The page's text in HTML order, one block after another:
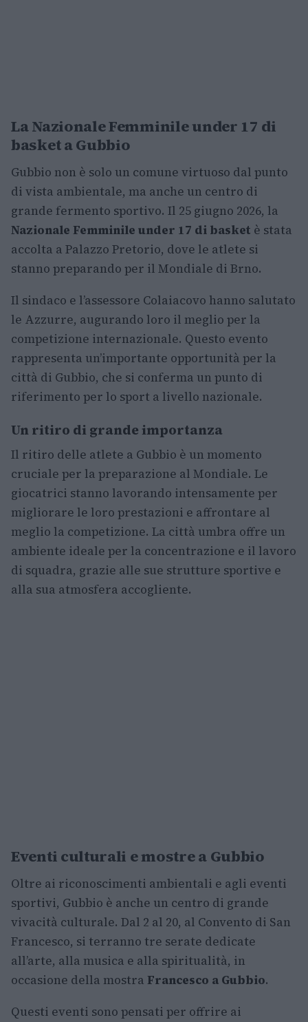
La Nazionale Femminile under 17 di
basket a Gubbio
Gubbio non è solo un comune virtuoso dal punto
di vista ambientale, ma anche un centro di
grande fermento sportivo. Il 25 giugno 2026, la
Nazionale Femminile under 17 di basket è stata
accolta a Palazzo Pretorio, dove le atlete si
stanno preparando per il Mondiale di Brno.
Il sindaco e l’assessore Colaiacovo hanno salutato
le Azzurre, augurando loro il meglio per la
competizione internazionale. Questo evento
rappresenta un’importante opportunità per la
città di Gubbio, che si conferma un punto di
riferimento per lo sport a livello nazionale.
Un ritiro di grande importanza
Il ritiro delle atlete a Gubbio è un momento
cruciale per la preparazione al Mondiale. Le
giocatrici stanno lavorando intensamente per
migliorare le loro prestazioni e affrontare al
meglio la competizione. La città umbra offre un
ambiente ideale per la concentrazione e il lavoro
di squadra, grazie alle sue strutture sportive e
alla sua atmosfera accogliente.
Eventi culturali e mostre a Gubbio
Oltre ai riconoscimenti ambientali e agli eventi
sportivi, Gubbio è anche un centro di grande
vivacità culturale. Dal 2 al 20, al Convento di San
Francesco, si terranno tre serate dedicate
all’arte, alla musica e alla spiritualità, in
occasione della mostra Francesco a Gubbio.
Questi eventi sono pensati per offrire ai